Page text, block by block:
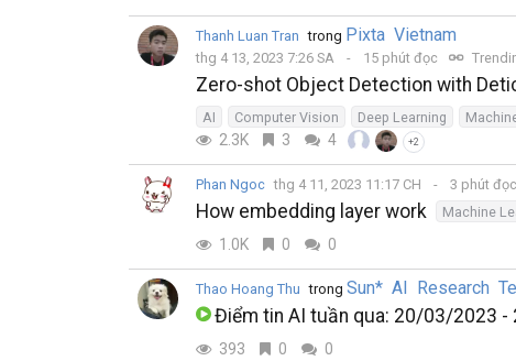
Thanh Luan Tran trong Pixta Vietnam
thg 4 13, 2023 7:26 SA 15 phút đọc
Zero-shot Object Detection with
AI Computer Vision Deep Learning
2.3K 3 4 +2
Phan Ngoc thg 4 11, 2023 11:17 CH 3 phút đọc
How embedding layer work Machine
1.0K 0 0
Thao Hoang Thu trong Sun* AI Research
Điểm tin AI tuần qua: 20/03/2023
393 0 0